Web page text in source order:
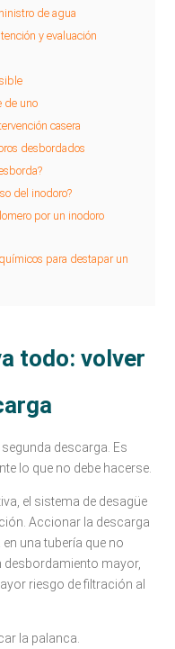
de agua
y evaluación
de uno
casera
desbordados
del inodoro?
por un inodoro
para destapar un
todo: volver
descarga. Es
lo que no debe hacerse.
el sistema de desagüe
Accionar la descarga
una tubería que no
desbordamiento mayor,
riesgo de filtración al
la palanca.